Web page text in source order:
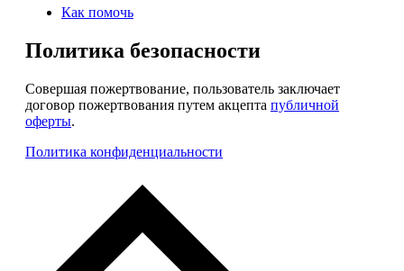
Как помочь
Политика безопасности
Совершая пожертвование, пользователь заключает
договор пожертвования путем акцепта публичной
оферты.
Политика конфиденциальности